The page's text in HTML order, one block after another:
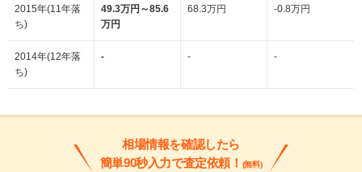
2015年(11年落
ち)
49.3万円～85.6
万円
68.3万円 -0.8万円
2014年(12年落
ち)
- - -
相場情報を確認したら
簡単90秒入力で査定依頼！ (無料)